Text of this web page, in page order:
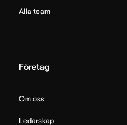
Alla team
Företag
Om oss
Ledarskap